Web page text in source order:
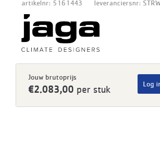
artikelnr: 5161443 leveranciersnr:
Jouw brutoprijs
€2.083,00 per stuk
Log